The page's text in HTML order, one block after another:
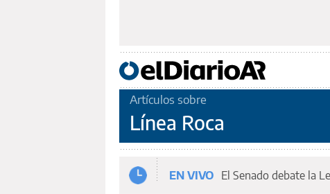
Artículos sobre
Línea Roca
EN VIVO El Senado debate la